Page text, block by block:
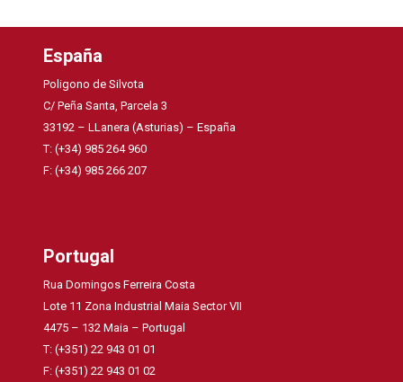
España
Poligono de Silvota
C/ Peña Santa, Parcela 3
33192 – LLanera (Asturias) – España
T: (+34) 985 264 960
F: (+34) 985 266 207
Portugal
Rua Domingos Ferreira Costa
Lote 11 Zona Industrial Maia Sector VII
4475 – 132 Maia – Portugal
T: (+351) 22 943 01 01
F: (+351) 22 943 01 02